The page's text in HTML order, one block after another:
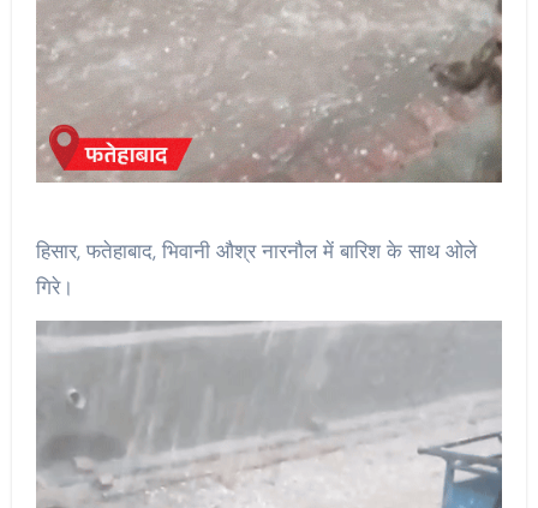
हिसार, फतेहाबाद, भिवानी औश्र नारनौल में बारिश के साथ ओले
गिरे।